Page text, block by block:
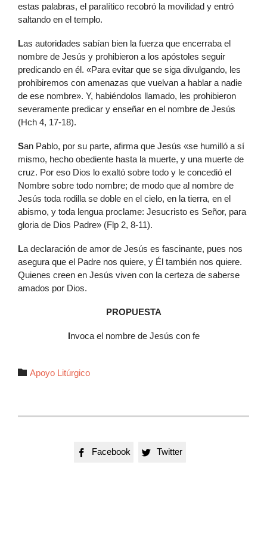
estas palabras, el paralítico recobró la movilidad y entró
saltando en el templo.
Las autoridades sabían bien la fuerza que encerraba el
nombre de Jesús y prohibieron a los apóstoles seguir
predicando en él. «Para evitar que se siga divulgando, les
prohibiremos con amenazas que vuelvan a hablar a nadie
de ese nombre». Y, habiéndolos llamado, les prohibieron
severamente predicar y enseñar en el nombre de Jesús
(Hch 4, 17-18).
San Pablo, por su parte, afirma que Jesús «se humilló a sí
mismo, hecho obediente hasta la muerte, y una muerte de
cruz. Por eso Dios lo exaltó sobre todo y le concedió el
Nombre sobre todo nombre; de modo que al nombre de
Jesús toda rodilla se doble en el cielo, en la tierra, en el
abismo, y toda lengua proclame: Jesucristo es Señor, para
gloria de Dios Padre» (Flp 2, 8-11).
La declaración de amor de Jesús es fascinante, pues nos
asegura que el Padre nos quiere, y Él también nos quiere.
Quienes creen en Jesús viven con la certeza de saberse
amados por Dios.
PROPUESTA
Invoca el nombre de Jesús con fe
 Autor
Apoyo Litúrgico
 Facebook  Twitter